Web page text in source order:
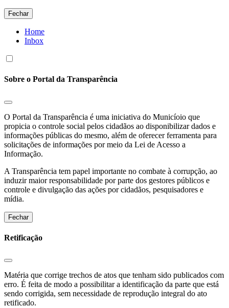
Fechar
Home
Inbox
Sobre o Portal da Transparência
O Portal da Transparência é uma iniciativa do Municíoio que
propicia o controle social pelos cidadãos ao disponibilizar dados e
informações públicas do mesmo, além de oferecer ferramenta para
solicitações de informações por meio da Lei de Acesso a
Informação.
A Transparência tem papel importante no combate à corrupção, ao
induzir maior responsabilidade por parte dos gestores públicos e
controle e divulgação das ações por cidadãos, pesquisadores e
mídia.
Fechar
Retificação
Matéria que corrige trechos de atos que tenham sido publicados com
erro. É feita de modo a possibilitar a identificação da parte que está
sendo corrigida, sem necessidade de reprodução integral do ato
retificado.